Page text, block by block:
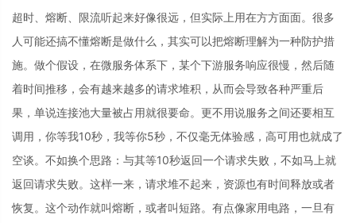
超时、熔断、限流听起来好像很远，但实际上用在方方面面。很多
人可能还搞不懂熔断是做什么，其实可以把熔断理解为一种防护措
施。做个假设，在微服务体系下，某个下游服务响应很慢，然后随
着时间推移，会有越来越多的请求堆积，从而会导致各种严重后
果，单说连接池大量被占用就很要命。更不用说服务之间还要相互
调用，你等我10秒，我等你5秒，不仅毫无体验感，高可用也就成了
空谈。不如换个思路：与其等10秒返回一个请求失败，不如马上就
返回请求失败。这样一来，请求堆不起来，资源也有时间释放或者
恢复。这个动作就叫熔断，或者叫短路。有点像家用电路，一旦有